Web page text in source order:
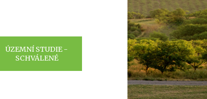
ÚZEMNÍ STUDIE -
SCHVÁLENÉ